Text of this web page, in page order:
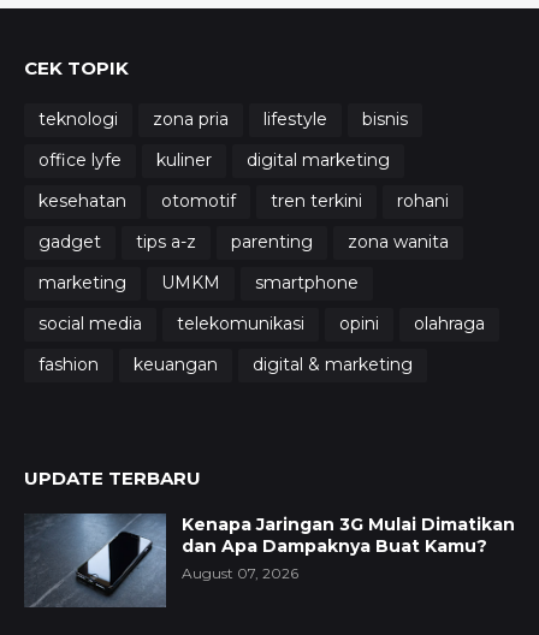
CEK TOPIK
teknologi zona pria lifestyle
bisnis
office lyfe
kuliner
digital marketing
kesehatan
otomotif tren terkini
rohani
gadget
tips a-z parenting
zona wanita
marketing
UMKM
smartphone
social media
telekomunikasi opini
olahraga
fashion
keuangan digital & marketing
UPDATE TERBARU
Kenapa Jaringan 3G Mulai Dimatikan
dan Apa Dampaknya Buat Kamu?
August 07, 2026